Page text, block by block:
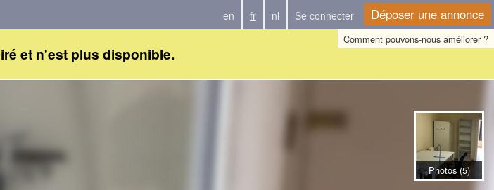
en fr nl Se connecter Déposer une annonce
Comment pouvons-nous améliorer ?
et n'est plus disponible.